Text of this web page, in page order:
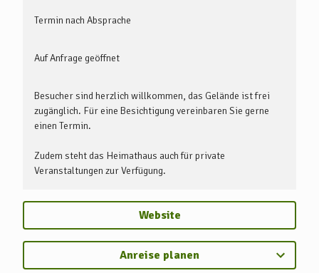
Termin nach Absprache
Auf Anfrage geöffnet
Besucher sind herzlich willkommen, das Gelände ist frei
zugänglich. Für eine Besichtigung vereinbaren Sie gerne
einen Termin.
Zudem steht das Heimathaus auch für private
Veranstaltungen zur Verfügung.
Website
Anreise planen